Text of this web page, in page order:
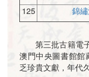
125
錦
第三批古籍電子
澳門中央圖書館館
乏珍貴文獻，年代